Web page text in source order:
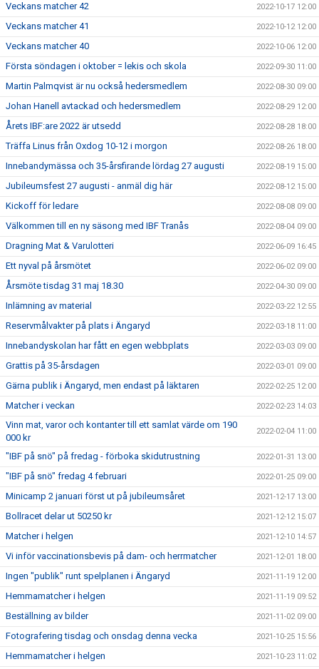
Veckans matcher 42 2022-10-17 12:00
Veckans matcher 41 2022-10-12 12:00
Veckans matcher 40 2022-10-06 12:00
Första söndagen i oktober = lekis och skola 2022-09-30 11:00
Martin Palmqvist är nu också hedersmedlem 2022-08-30 09:00
Johan Hanell avtackad och hedersmedlem 2022-08-29 12:00
Årets IBF:are 2022 är utsedd 2022-08-28 18:00
Träffa Linus från Oxdog 10-12 i morgon 2022-08-26 18:00
Innebandymässa och 35-årsfirande lördag 27 augusti 2022-08-19 15:00
Jubileumsfest 27 augusti - anmäl dig här 2022-08-12 15:00
Kickoff för ledare 2022-08-08 09:00
Välkommen till en ny säsong med IBF Tranås 2022-08-04 09:00
Dragning Mat & Varulotteri 2022-06-09 16:45
Ett nyval på årsmötet 2022-06-02 09:00
Årsmöte tisdag 31 maj 18.30 2022-04-30 09:00
Inlämning av material 2022-03-22 12:55
Reservmålvakter på plats i Ängaryd 2022-03-18 11:00
Innebandyskolan har fått en egen webbplats 2022-03-03 09:00
Grattis på 35-årsdagen 2022-03-01 09:00
Gärna publik i Ängaryd, men endast på läktaren 2022-02-25 12:00
Matcher i veckan 2022-02-23 14:03
Vinn mat, varor och kontanter till ett samlat värde om 190
000 kr
2022-02-04 11:00
"IBF på snö" på fredag - förboka skidutrustning 2022-01-31 13:00
"IBF på snö" fredag 4 februari 2022-01-25 09:00
Minicamp 2 januari först ut på jubileumsåret 2021-12-17 13:00
Bollracet delar ut 50250 kr 2021-12-12 15:07
Matcher i helgen 2021-12-10 14:57
Vi inför vaccinationsbevis på dam- och herrmatcher 2021-12-01 18:00
Ingen "publik" runt spelplanen i Ängaryd 2021-11-19 12:00
Hemmamatcher i helgen 2021-11-19 09:52
Beställning av bilder 2021-11-02 09:00
Fotografering tisdag och onsdag denna vecka 2021-10-25 15:56
Hemmamatcher i helgen 2021-10-23 11:02